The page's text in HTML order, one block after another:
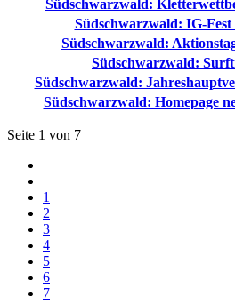
Südschwarzwald:
Südschwarzwald: IG-Fest
Südschwarzwald:
Südschwarzwald:
Südschwarzwald:
Südschwarzwald: Homepage
Seite 1 von 7
1
2
3
4
5
6
7